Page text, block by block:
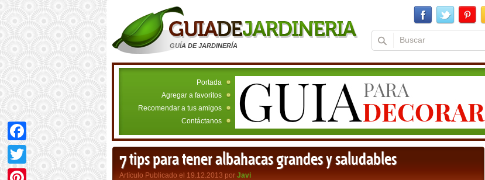
GUÍA DE JARDINERÍA
Portada
Agregar a favoritos
Recomendar a tus amigos
Contáctanos
7 tips para tener albahacas grandes y saludables
Artículo Publicado el 19.12.2013 por Javi
Facebook
Twitter